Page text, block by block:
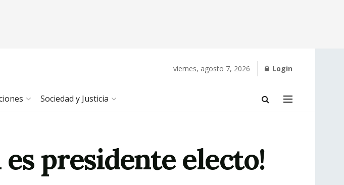
viernes, agosto 7, 2026 Login
Sociedad y Justicia
presidente electo!